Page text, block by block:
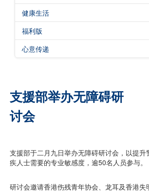
健康生活
福利版
心意传递
支援部举办无障碍研
讨会
支援部于二月九日举办无障碍研讨会，以提
疾人士需要的专业敏感度，逾50名人员参与。
研讨会邀请香港伤残青年协会、龙耳及香港失